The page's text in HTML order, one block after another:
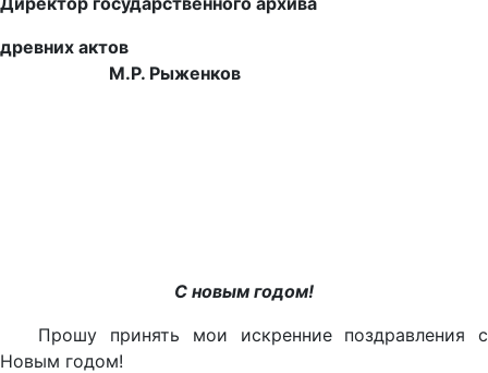
древних актов
М.Р. Рыженков
С новым годом!
Прошу принять мои искренние поздравления с
Новым годом!